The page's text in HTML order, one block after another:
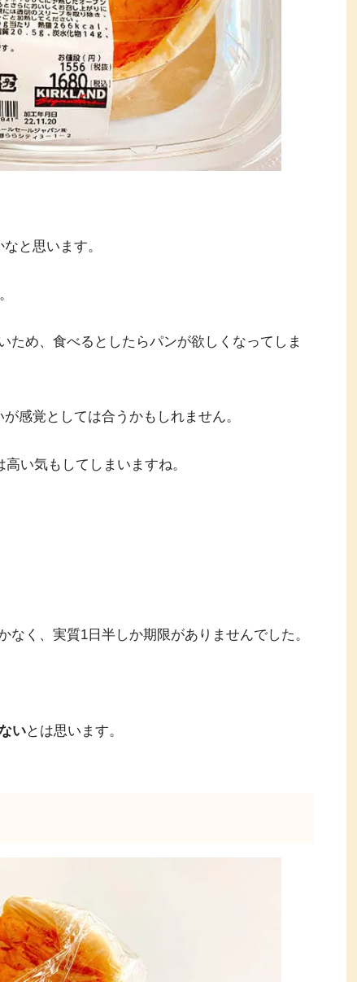
と思います。
ため、食べるとしたらパンが欲しくなってしま
感覚としては合うかもしれません。
い気もしてしまいますね。
く、実質1日半しか期限がありませんでした。
いとは思います。